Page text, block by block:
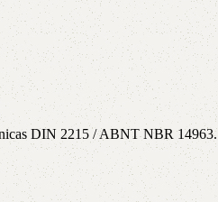
DIN 2215 / ABNT NBR 14963.